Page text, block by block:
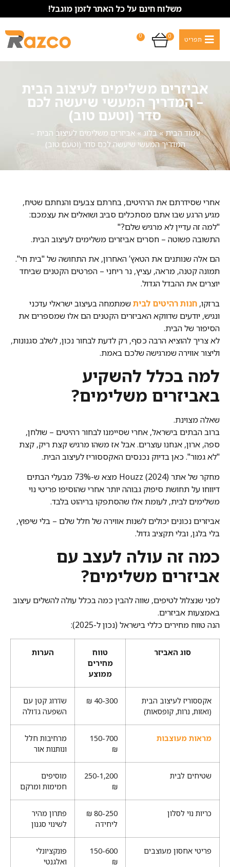
משלוח חינם על כל האתר לזמן מוגבל!
0
0
אביזרים משלימים לעיצוב הבית
– המדריך המעשי שיעשה לכם
סדר (וטעם טוב)
עמוד הבית»בלוג »אביזרים משלימים לעיצוב הבית –
המדריך המעשי שיעשה לכם סדר (וטעם טוב)
אחרי שסידרתם את הרהיטים, בחרתם צבעים והנחתם שטיח,
מגיע הרגע שבו אתם מסתכלים סביב ושואלים את עצמכם:
"למה זה עדיין לא מרגיש שלם?"
התשובה פשוטה – חסרים אביזרים משלימים לעיצוב הבית.
הם אלה שנותנים את הטאץ’ האחרון, את התחושה של "בית חי".
תמונה קטנה, מראה, עציץ, נר ריחני – הפרטים הקטנים שביחד
יוצרים את ההבדל הגדול.
ברזקו, חנות רהיטים לביתשמתמחה בעיצוב ישראלי עדכני
ונגיש, יודעים שדווקא האביזרים הקטנים הם אלו שמספרים את
הסיפור של הבית.
לא צריך להוציא הרבה כסף, רק לדעת לבחור נכון, לשלב סגנונות,
וליצור אווירה שמרגישה שלכם באמת.
למה בכלל להשקיע
באביזרים משלימים?
שאלה מצוינת.
ברוב הבתים בישראל, אחרי שסיימנו לבחור רהיטים – שולחן,
ספה, ארון, אנחנו עוצרים. אבל אז משהו מרגיש קצת ריק, קצת
"לא גמור". כאן בדיוק נכנסים האקססוריז לעיצוב הבית.
מחקר של אתר Houzz (2024) מצא ש-73% מבעלי הבתים
דיווחו על תחושת סיפוק גבוהה יותר אחרי שהוסיפו פריטי נוי
משלימים לבית, לעומת אלו שהסתפקו בריהוט בלבד.
אביזרים נכונים יכולים לשנות אווירה של חלל שלם – בלי שיפוץ,
בלי בלגן, ובלי תקציב גדול.
כמה זה עולה לעצב עם
אביזרים משלימים?
לפני שנצלול לטיפים, שווה להבין כמה בכלל עולה להשלים עיצוב
באמצעות אביזרים.
הנה טווח מחירים כללי בישראל (נכון ל-2025):
סוג האביזר
טווח
מחירים
ממוצע
הערות
אקססוריז לעיצוב הבית
(ואזות, נרות, קופסאות)
40-300 ₪
שדרוג קטן עם
השפעה גדולה
מראות מעוצבות
150-700
₪
מרחיבות חלל
ונותנות אור
שטיחים לבית
250-1,200
₪
מוסיפים
חמימות ומרקם
כריות נוי לסלון
80-250 ₪
ליחידה
פתרון מהיר
לשינוי סגנון
פריטי אחסון מעוצבים
150-600
₪
פונקציונלי
ואלגנטי